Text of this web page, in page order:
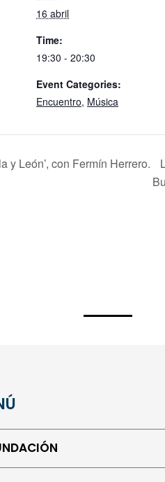
16 abril
Time:
19:30 - 20:30
Event Categories:
Encuentro, Música
y León’, con Fermín Herrero.